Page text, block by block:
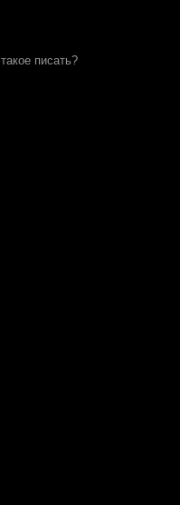
писать?